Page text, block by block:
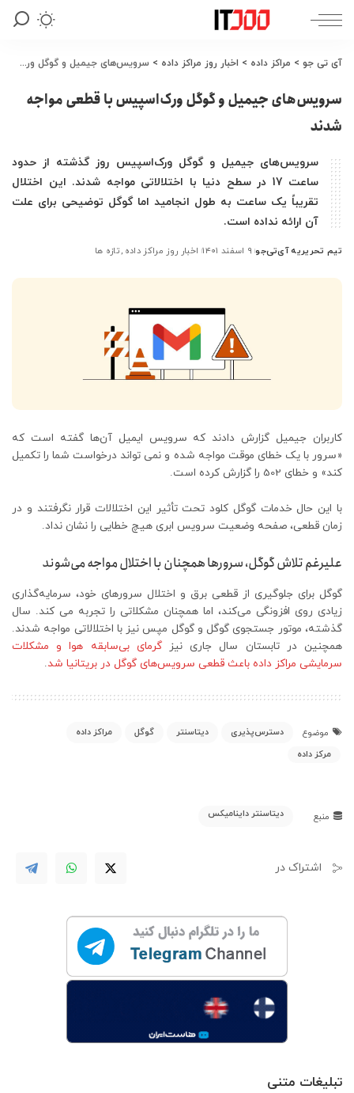
آی تی جو > مراکز داده > اخبار روز مراکز داده > سرویس‌های جیمیل و گوگل ورک‌اسپیس با قطعی مواجه شدند
سرویس‌های جیمیل و گوگل ورک‌اسپیس با قطعی مواجه
شدند
سرویس‌های جیمیل و گوگل ورک‌اسپیس روز گذشته از حدود
ساعت 17 در سطح دنیا با اختلالاتی مواجه شدند. این اختلال
تقریباً یک ساعت به طول انجامید اما گوگل توضیحی برای علت
آن ارائه نداده است.
ارسال
توسط
تیم تحریریه آی‌تی‌جو ۹ اسفند ۱۴۰۱ اخبار روز مراکز داده تازه ها
کاربران جیمیل گزارش دادند که سرویس ایمیل آن‌ها گفته است که
«سرور با یک خطای موقت مواجه شده و نمی تواند درخواست شما را تکمیل
کند» و خطای 502 را گزارش کرده است.
با این حال خدمات گوگل کلود تحت تأثیر این اختلالات قرار نگرفتند و در
زمان قطعی، صفحه وضعیت سرویس ابری هیچ خطایی را نشان نداد.
علیرغم تلاش گوگل، سرورها همچنان با اختلال مواجه می‌شوند
گوگل برای جلوگیری از قطعی برق و اختلال سرورهای خود، سرمایه‌گذاری
زیادی روی افزونگی می‌کند، اما همچنان مشکلاتی را تجربه می کند. سال
گذشته، موتور جستجوی گوگل و گوگل مپس نیز با اختلالاتی مواجه شدند.
همچنین در تابستان سال جاری نیزگرمای بی‌سابقه هوا و مشکلات
سرمایشی مراکز داده باعث قطعی سرویس‌های گوگل در بریتانیا شد.
موضوع دسترس‌پذیری دیتاسنتر گوگل
مراکز داده
مرکز داده
منبع دیتاسنتر داینامیکس
اشتراک در
تبلیغات متنی